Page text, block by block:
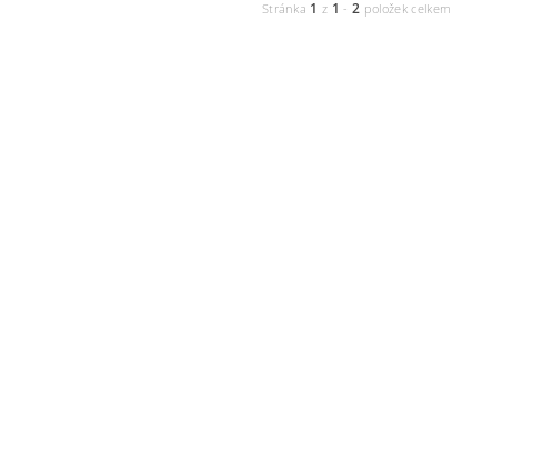
Stránka 1 z 1 -2 položek celkem